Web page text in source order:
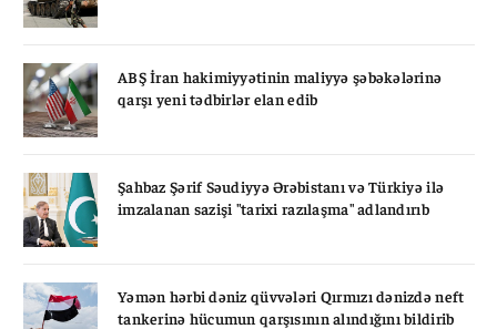
ABŞ İran hakimiyyətinin maliyyə şəbəkələrinə
qarşı yeni tədbirlər elan edib
Şahbaz Şərif Səudiyyə Ərəbistanı və Türkiyə ilə
imzalanan sazişi "tarixi razılaşma" adlandırıb
Yəmən hərbi dəniz qüvvələri Qırmızı dənizdə neft
tankerinə hücumun qarşısının alındığını bildirib